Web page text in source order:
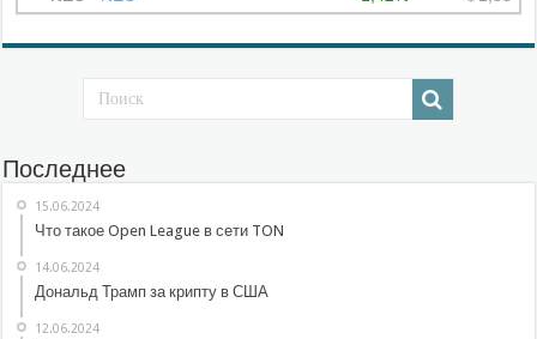
Последнее
15.06.2024
Что такое Open League в сети TON
14.06.2024
Дональд Трамп за крипту в США
12.06.2024